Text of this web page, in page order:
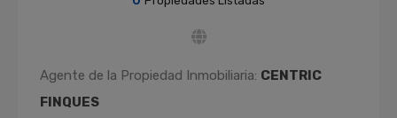
Agente de la Propiedad Inmobiliaria: CENTRIC
FINQUES